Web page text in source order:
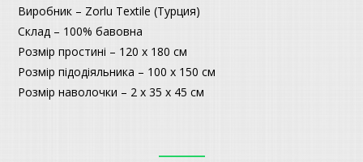
Виробник – Zorlu Textile (Турция)
Склад – 100% бавовна
Розмір простині – 120 х 180 см
Розмір підодіяльника – 100 х 150 см
Розмір наволочки – 2 х 35 х 45 см